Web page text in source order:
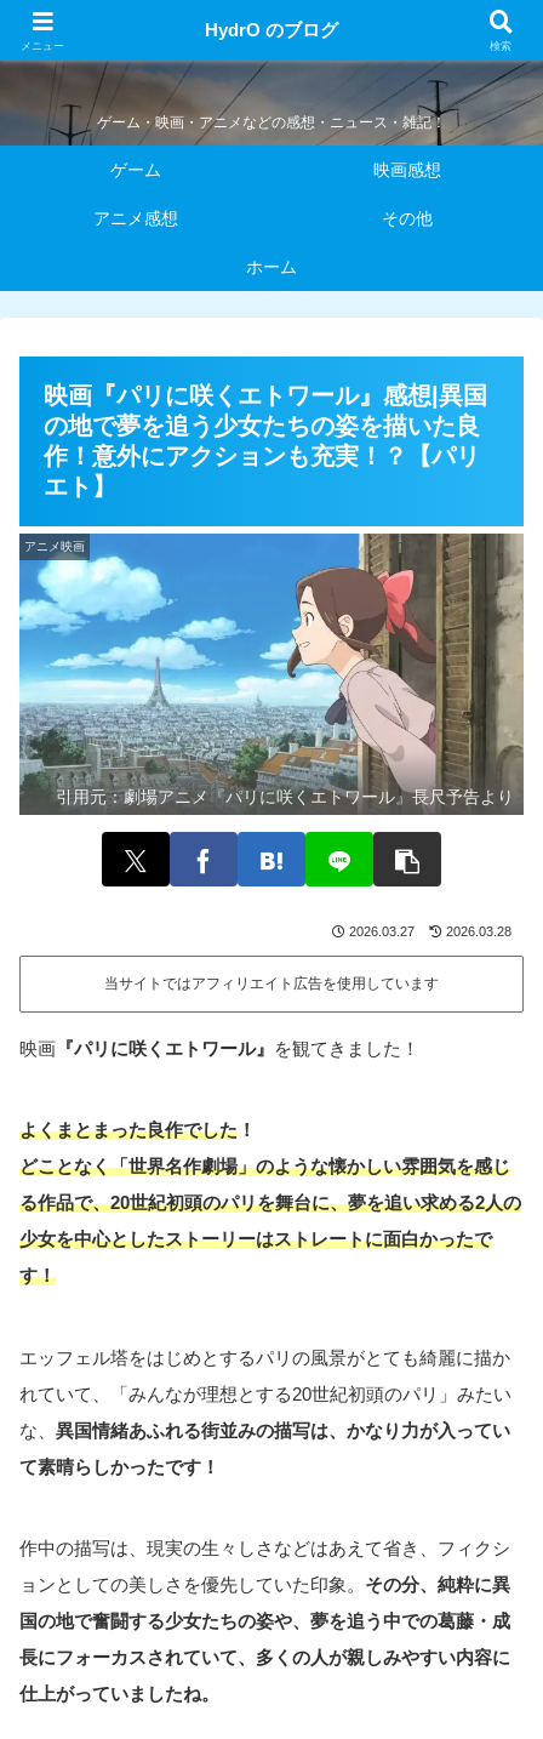
HydrO のブログ
ゲーム・映画・アニメなどの感想・ニュース・雑記！
ゲーム 映画感想
アニメ感想 その他
ホーム
映画『パリに咲くエトワール』感想|異国
の地で夢を追う少女たちの姿を描いた良
作！意外にアクションも充実！？【パリ
エト】
アニメ映画
引用元：劇場アニメ『パリに咲くエトワール』長尺予告より
2026.03.27 2026.03.28
当サイトではアフィリエイト広告を使用しています
映画 『パリに咲くエトワール』 を観てきました！
よくまとまった良作でした ！
どことなく「世界名作劇場」のような懐かしい雰囲気を感じ
る作品で、20世紀初頭のパリを舞台に、夢を追い求める2人の
少女を中心としたストーリーはストレートに面白かったで
す！
エッフェル塔をはじめとするパリの風景がとても綺麗に描か
れていて、「みんなが理想とする20世紀初頭のパリ」みたい
な、 異国情緒あふれる街並みの描写は、かなり力が入ってい
て素晴らしかったです！
作中の描写は、現実の生々しさなどはあえて省き、フィクシ
ョンとしての美しさを優先していた印象。 その分、純粋に異
国の地で奮闘する少女たちの姿や、夢を追う中での葛藤・成
長にフォーカスされていて、多くの人が親しみやすい内容に
仕上がっていましたね。
メニュー
HydrO のブログ
検索